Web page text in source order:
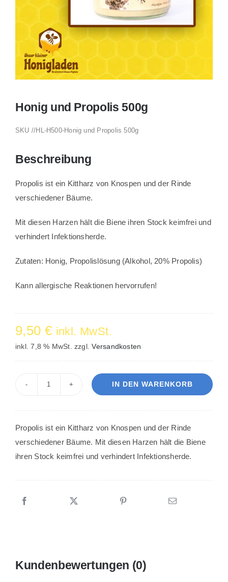
Alle Produkte
Honig und Propolis 500g
SKU //HL-H500-Honig und Propolis 500g
Beschreibung
Propolis ist ein Kittharz von Knospen und der Rinde
verschiedener Bäume.
Mit diesen Harzen hält die Biene ihren Stock keimfrei und
verhindert Infektionsherde.
Zutaten: Honig, Propolislösung (Alkohol, 20% Propolis)
Kann allergische Reaktionen hervorrufen!
9,50 € inkl. MwSt.
inkl. 7,8 % MwSt. zzgl.Versandkosten
500g
Menge
IN DEN WARENKORB
Propolis ist ein Kittharz von Knospen und der Rinde
verschiedener Bäume. Mit diesen Harzen hält die Biene
ihren Stock keimfrei und verhindert Infektionsherde.
Kundenbewertungen (0)